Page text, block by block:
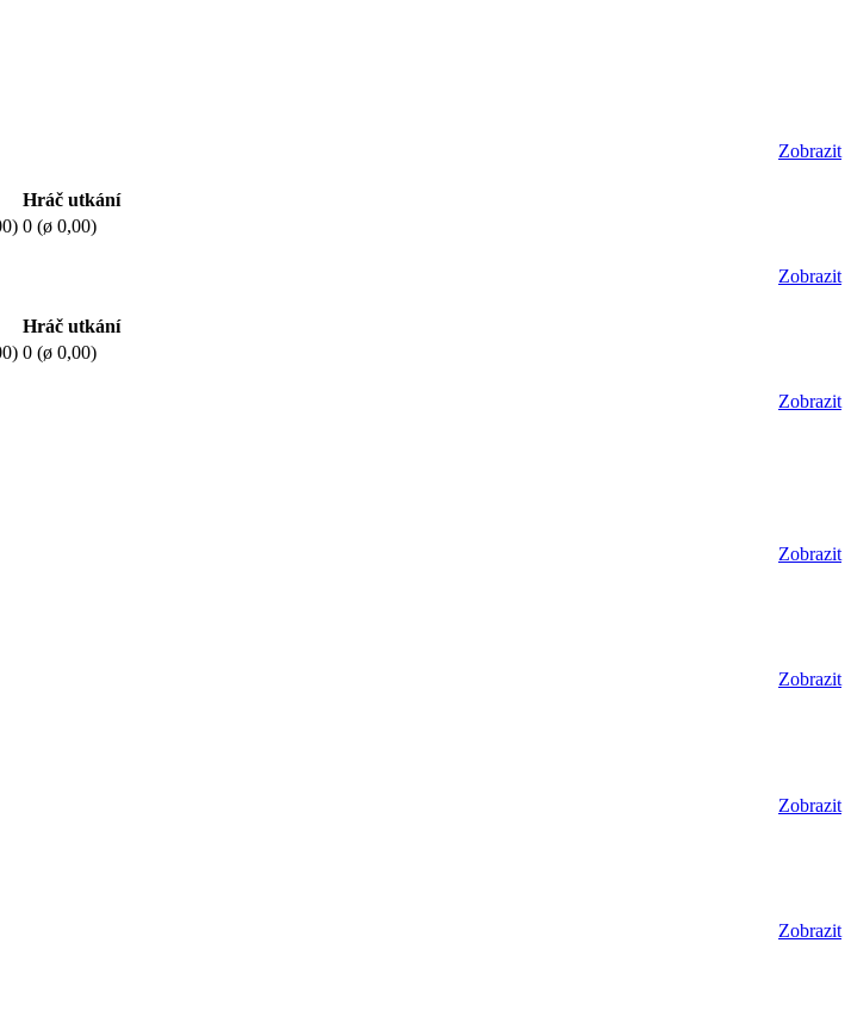
Zobrazit
Hráč utkání
0 (ø 0,00)
Zobrazit
Hráč utkání
0 (ø 0,00)
Zobrazit
Zobrazit
Zobrazit
Zobrazit
Zobrazit